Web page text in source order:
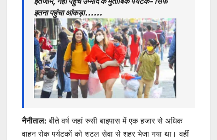
p
p
o
o
k
n
g
er
इतना पहुंचा आंकड़ा……
नैनीताल: बीते वर्ष जहां रुसी बाइपास में एक हजार से अधिक
वाहन रोक पर्यटकों को शटल सेवा से शहर भेजा गया था। वहीं